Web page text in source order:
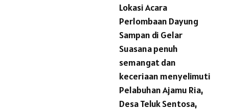
Lokasi Acara
Perlombaan Dayung
Sampan di Gelar
Suasana penuh
semangat dan
keceriaan menyelimuti
Pelabuhan Ajamu Ria,
Desa Teluk Sentosa,